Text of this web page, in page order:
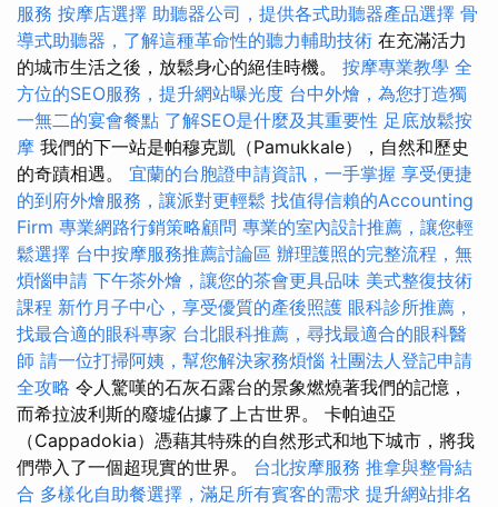
服務 按摩店選擇 助聽器公司，提供各式助聽器產品選擇 骨
導式助聽器，了解這種革命性的聽力輔助技術 在充滿活力
的城市生活之後，放鬆身心的絕佳時機。 按摩專業教學 全
方位的SEO服務，提升網站曝光度 台中外燴，為您打造獨
一無二的宴會餐點 了解SEO是什麼及其重要性 足底放鬆按
摩 我們的下一站是帕穆克凱（Pamukkale），自然和歷史
的奇蹟相遇。 宜蘭的台胞證申請資訊，一手掌握 享受便捷
的到府外燴服務，讓派對更輕鬆 找值得信賴的Accounting
Firm 專業網路行銷策略顧問 專業的室內設計推薦，讓您輕
鬆選擇 台中按摩服務推薦討論區 辦理護照的完整流程，無
煩惱申請 下午茶外燴，讓您的茶會更具品味 美式整復技術
課程 新竹月子中心，享受優質的產後照護 眼科診所推薦，
找最合適的眼科專家 台北眼科推薦，尋找最適合的眼科醫
師 請一位打掃阿姨，幫您解決家務煩惱 社團法人登記申請
全攻略 令人驚嘆的石灰石露台的景象燃燒著我們的記憶，
而希拉波利斯的廢墟佔據了上古世界。 卡帕迪亞
（Cappadokia）憑藉其特殊的自然形式和地下城市，將我
們帶入了一個超現實的世界。 台北按摩服務 推拿與整骨結
合 多樣化自助餐選擇，滿足所有賓客的需求 提升網站排名